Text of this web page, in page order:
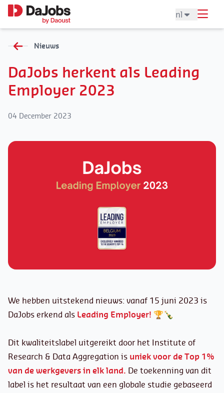
nl
Nieuws
DaJobs herkent als Leading
Employer 2023
04 December 2023
We hebben uitstekend nieuws: vanaf 15 juni 2023 is
DaJobs erkend als Leading Employer! 🏆🍾
Dit kwaliteitslabel uitgereikt door het Institute of
Research & Data Aggregation is uniek voor de Top 1%
van de werkgevers in elk land. De toekenning van dit
label is het resultaat van een globale studie gebaseerd